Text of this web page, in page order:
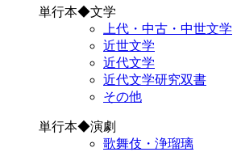
単行本◆文学
上代・中古・中世文学
近世文学
近代文学
近代文学研究双書
その他
単行本◆演劇
歌舞伎・浄瑠璃